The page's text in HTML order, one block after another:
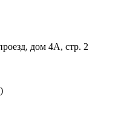
дом 4А, стр. 2